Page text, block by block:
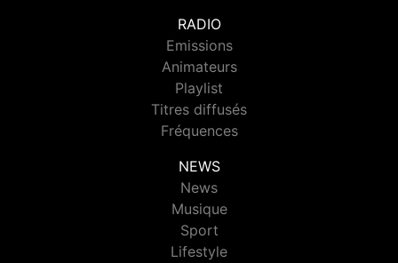
RADIO
Emissions
Animateurs
Playlist
Titres diffusés
Fréquences
NEWS
News
Musique
Sport
Lifestyle